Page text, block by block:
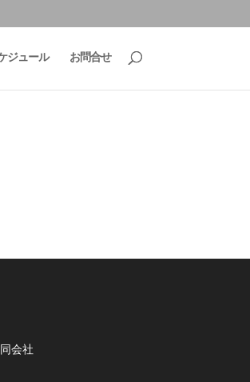
ジュール お問合せ
会社